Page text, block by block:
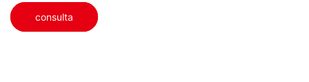
consulta